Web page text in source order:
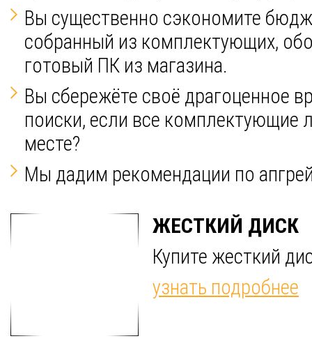
Вы существенно сэкономите
собранный из комплектующих,
готовый ПК из магазина.
Вы сбережёте своё драгоценное
поиски, если все комплектующие
месте?
Мы дадим рекомендации по
ЖЕСТКИЙ ДИСК
Купите жесткий
узнать подробнее